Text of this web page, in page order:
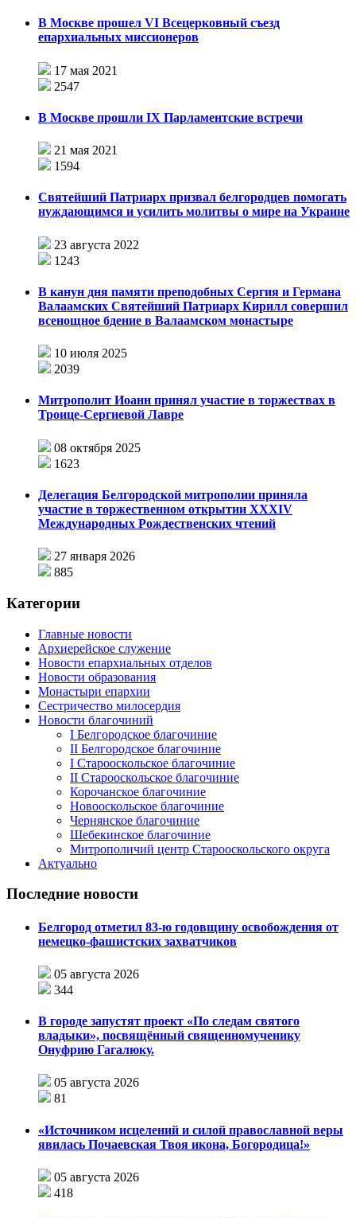
В Москве прошел VI Всецерковный съезд
епархиальных миссионеров
17 мая 2021
2547
В Москве прошли IX Парламентские встречи
21 мая 2021
1594
Святейший Патриарх призвал белгородцев помогать
нуждающимся и усилить молитвы о мире на Украине
23 августа 2022
1243
В канун дня памяти преподобных Сергия и Германа
Валаамских Святейший Патриарх Кирилл совершил
всенощное бдение в Валаамском монастыре
10 июля 2025
2039
Митрополит Иоанн принял участие в торжествах в
Троице-Сергиевой Лавре
08 октября 2025
1623
Делегация Белгородской митрополии приняла
участие в торжественном открытии XXXIV
Международных Рождественских чтений
27 января 2026
885
Категории
Главные новости
Архиерейское служение
Новости епархиальных отделов
Новости образования
Монастыри епархии
Сестричество милосердия
Новости благочиний
I Белгородское благочиние
II Белгородское благочиние
I Старооскольское благочиние
II Старооскольское благочиние
Корочанское благочиние
Новооскольское благочиние
Чернянское благочиние
Шебекинское благочиние
Митрополичий центр Старооскольского округа
Актуально
Последние новости
Белгород отметил 83-ю годовщину освобождения от
немецко-фашистских захватчиков
05 августа 2026
344
В городе запустят проект «По следам святого
владыки», посвящённый священномученику
Онуфрию Гагалюку.
05 августа 2026
81
«Источником исцелений и силой православной веры
явилась Почаевская Твоя икона, Богородица!»
05 августа 2026
418